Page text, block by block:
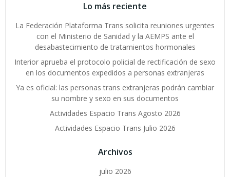
Lo más reciente
La Federación Plataforma Trans solicita reuniones urgentes
con el Ministerio de Sanidad y la AEMPS ante el
desabastecimiento de tratamientos hormonales
Interior aprueba el protocolo policial de rectificación de sexo
en los documentos expedidos a personas extranjeras
Ya es oficial: las personas trans extranjeras podrán cambiar
su nombre y sexo en sus documentos
Actividades Espacio Trans Agosto 2026
Actividades Espacio Trans Julio 2026
Archivos
julio 2026